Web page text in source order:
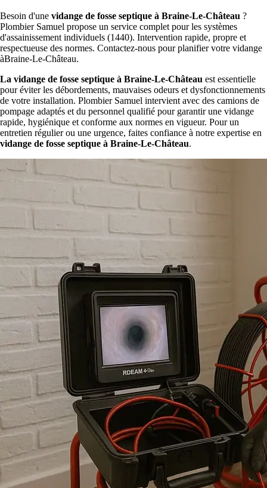
Besoin d'une vidange de fosse septique à Braine-Le-Château ?
Plombier Samuel propose un service complet pour les systèmes
d'assainissement individuels (1440). Intervention rapide, propre et
respectueuse des normes. Contactez-nous pour planifier votre vidange
àBraine-Le-Château.
La vidange de fosse septique à Braine-Le-Château est essentielle
pour éviter les débordements, mauvaises odeurs et dysfonctionnements
de votre installation. Plombier Samuel intervient avec des camions de
pompage adaptés et du personnel qualifié pour garantir une vidange
rapide, hygiénique et conforme aux normes en vigueur. Pour un
entretien régulier ou une urgence, faites confiance à notre expertise en
vidange de fosse septique à Braine-Le-Château.